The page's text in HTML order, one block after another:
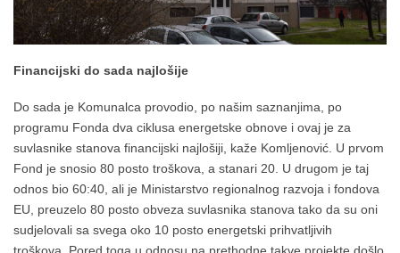
Financijski do sada najlošije
Do sada je Komunalca provodio, po našim saznanjima, po
programu Fonda dva ciklusa energetske obnove i ovaj je za
suvlasnike stanova financijski najlošiji, kaže Komljenović. U prvom
Fond je snosio 80 posto troškova, a stanari 20. U drugom je taj
odnos bio 60:40, ali je Ministarstvo regionalnog razvoja i fondova
EU, preuzelo 80 posto obveza suvlasnika stanova tako da su oni
sudjelovali sa svega oko 10 posto energetski prihvatljivih